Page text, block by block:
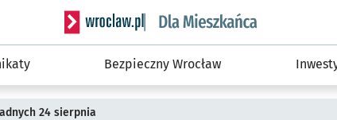
Serwis informacyjny wroclaw.pl podserwis: Dla
Bezpieczny Wrocław
24 sierpnia